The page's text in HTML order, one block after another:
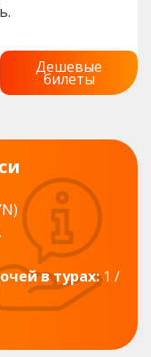
Дешевые
билеты
в турах:1 /